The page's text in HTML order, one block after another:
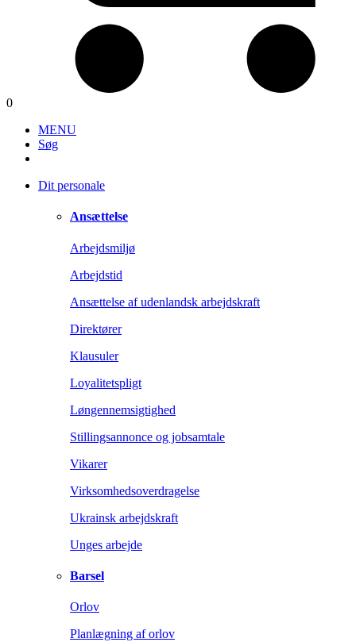
0
MENU
Søg
Dit personale
Ansættelse
Arbejdsmiljø
Arbejdstid
Ansættelse af udenlandsk arbejdskraft
Direktører
Klausuler
Loyalitetspligt
Løngennemsigtighed
Stillingsannonce og jobsamtale
Vikarer
Virksomhedsoverdragelse
Ukrainsk arbejdskraft
Unges arbejde
Barsel
Orlov
Planlægning af orlov